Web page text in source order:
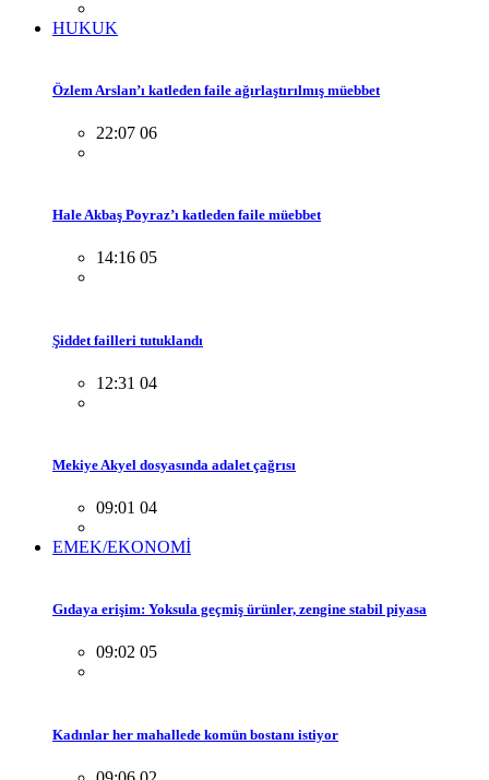
HUKUK
Özlem Arslan’ı katleden faile ağırlaştırılmış müebbet
22:07 06
Hale Akbaş Poyraz’ı katleden faile müebbet
14:16 05
Şiddet failleri tutuklandı
12:31 04
Mekiye Akyel dosyasında adalet çağrısı
09:01 04
EMEK/EKONOMİ
Gıdaya erişim: Yoksula geçmiş ürünler, zengine stabil piyasa
09:02 05
Kadınlar her mahallede komün bostanı istiyor